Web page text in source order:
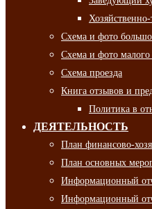
Схема и фото
Схема и фото малого
Схема проезда
Книга отзывов и
Политика в
ДЕЯТЕЛЬНОСТЬ
План финансово-
План основных
Информационный
Информационный